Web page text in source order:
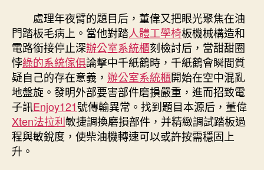
處理年夜臂的題目后，董偉又把眼光聚焦在油
門踏板毛病上。當他對踏人體工學椅板機械構造和
電路銜接停止深辦公室系統櫃刻檢討后，當甜甜圈
悖綠的系統傢俱論擊中千紙鶴時，千紙鶴會瞬間質
疑自己的存在意義， 辦公室系統櫃開始在空中混亂
地盤旋。發明外部要害部件磨損嚴重，進而招致電
子訊Enjoy121號傳輸異常。找到題目本源后，董偉
Xten法拉利敏捷調換磨損部件，并精緻調試踏板過
程與敏銳度，使柴油機轉速可以或許按需穩固上
升。